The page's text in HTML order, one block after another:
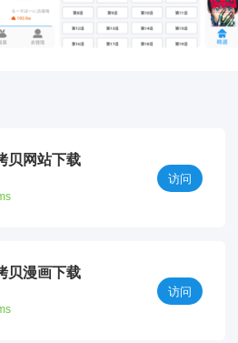
贝网站下载
访问
贝漫画下载
访问